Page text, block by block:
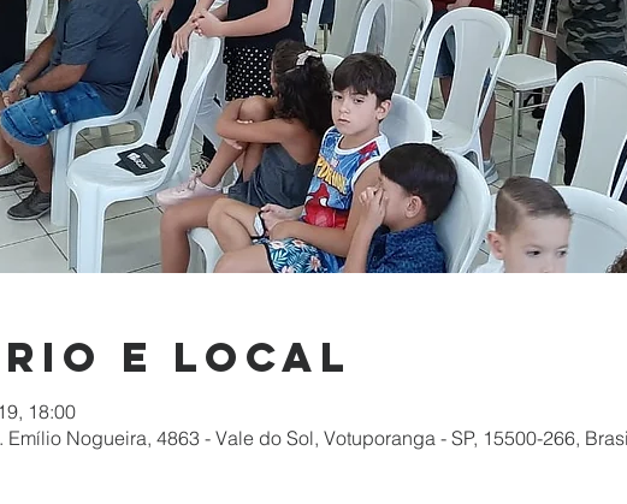
e local
18:00
Emílio Nogueira, 4863 - Vale do Sol, Votuporanga - SP, 15500-266,